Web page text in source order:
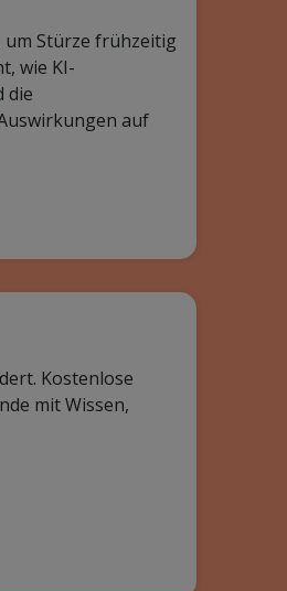
Stürze frühzeitig
wie KI-
die
auf
Kostenlose
mit Wissen,